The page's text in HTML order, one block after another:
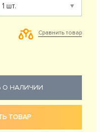
Сравнить товар
О НАЛИЧИИ
ТОВАР